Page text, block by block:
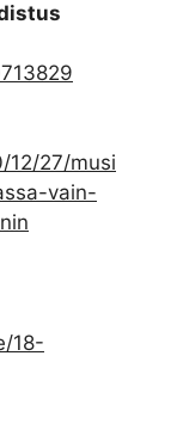
27/musi
vain-
18-